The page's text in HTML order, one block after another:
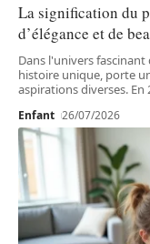
La signification du
d’élégance et de
Dans l'univers
histoire unique, porte
aspirations diverses. En
Enfant 26/07/2026